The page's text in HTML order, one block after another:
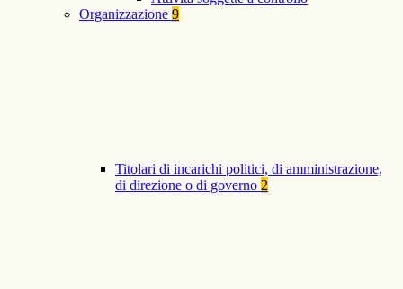
Organizzazione 9
Titolari di incarichi politici, di amministrazione,
di direzione o di governo 2